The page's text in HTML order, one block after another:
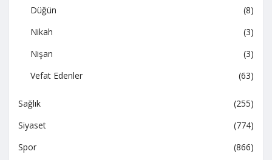
Düğün
(8)
Nikah
(3)
Nişan
(3)
Vefat Edenler
(63)
Sağlık
(255)
Siyaset
(774)
Spor
(866)